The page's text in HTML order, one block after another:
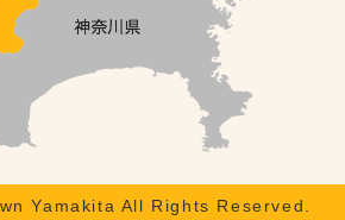
Yamakita All Rights Reserved.